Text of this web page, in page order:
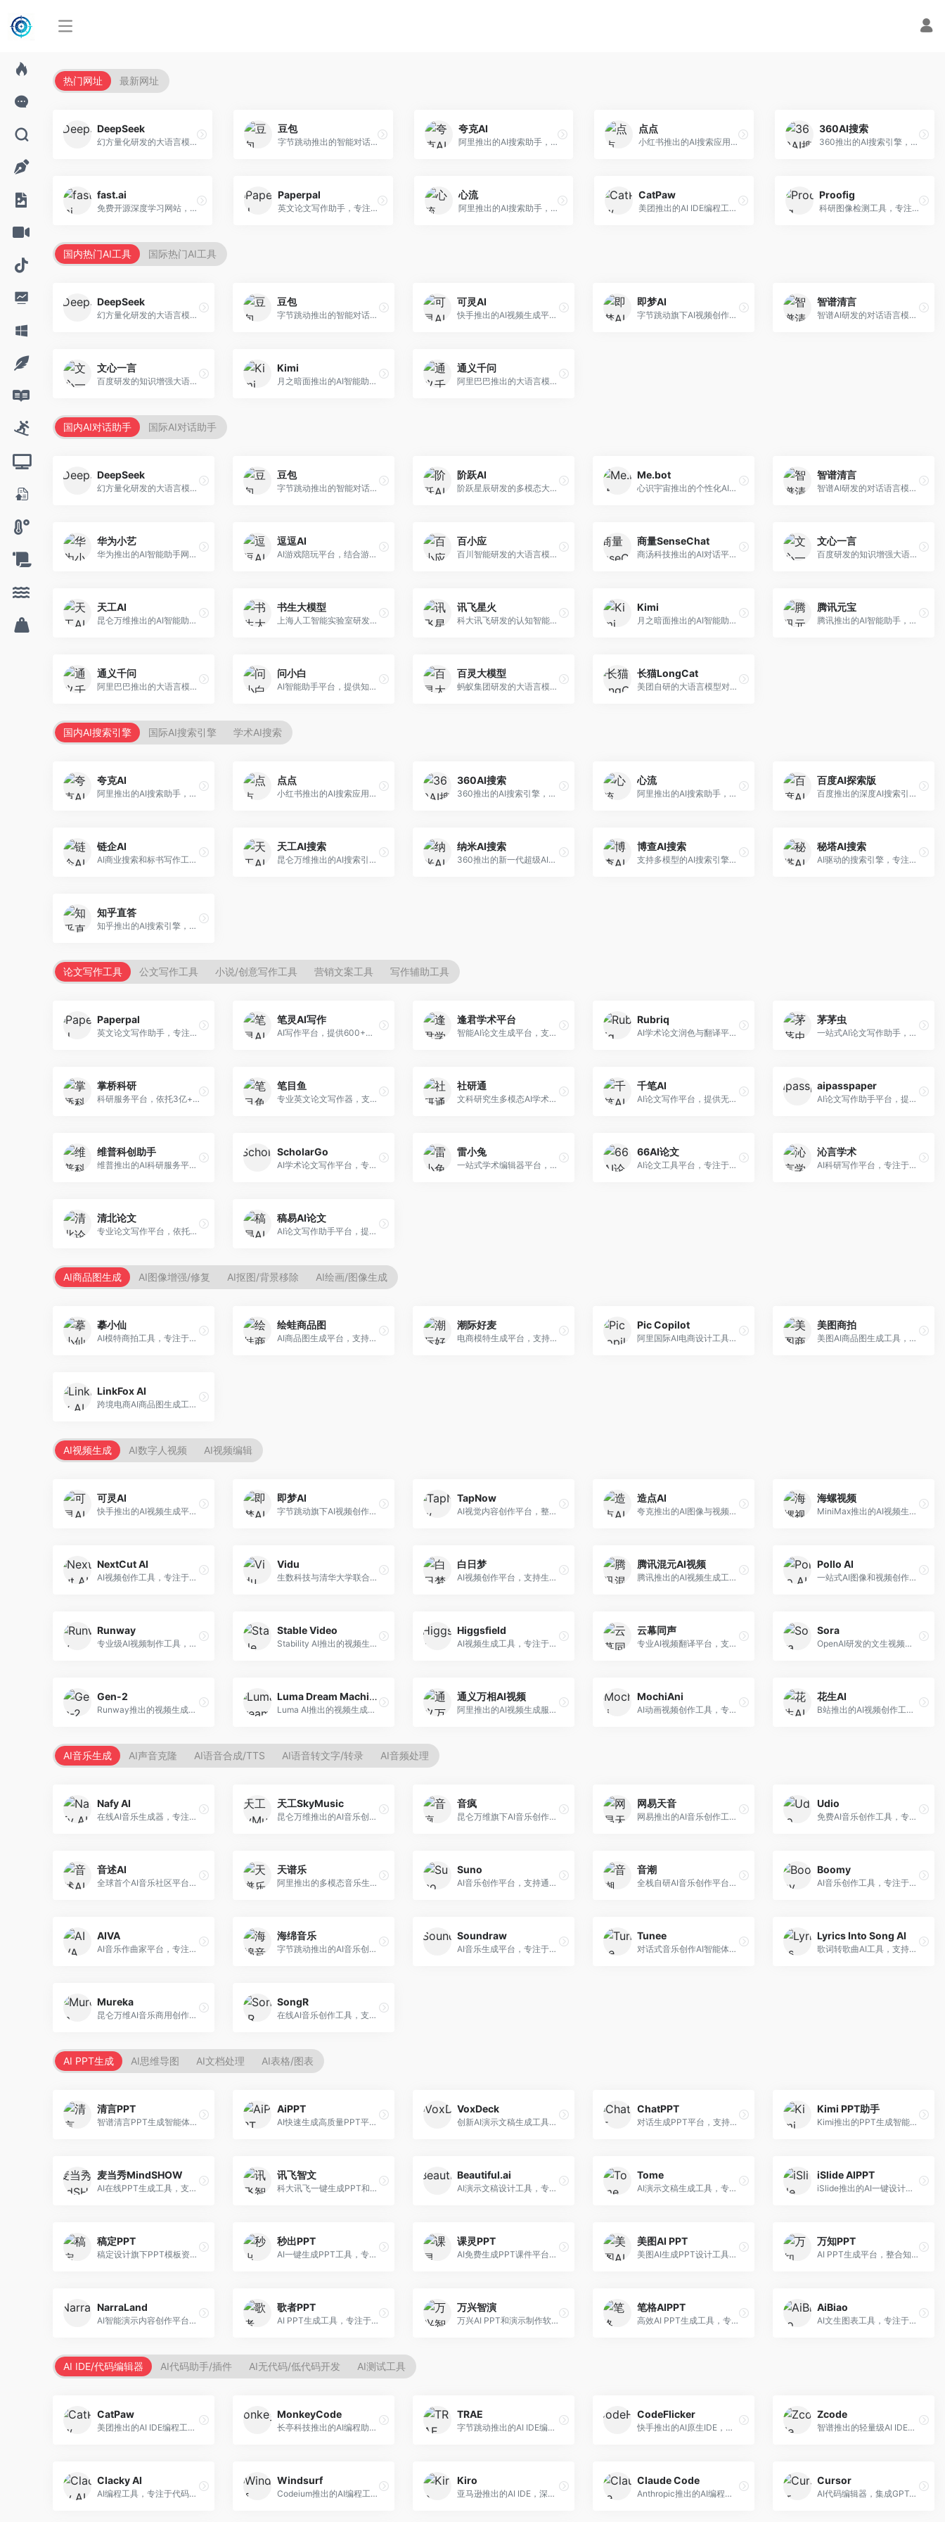
热门网址 最新网址
DeepSeek
幻方量化研发的大语言模型平台，专注于深度推理和代码生成能力。面向开发者、研究人员和技术爱好者，提供强大的逻辑推理和数学计算功能，开源生态完善，API接口友好。
豆包
字节跳动推出的智能对话助手平台，提供文本创作、知识问答、英语学习等多种AI服务。面向普通用户和内容创作者，支持多轮对话和文件解析，免费使用，响应速度快，中文理解能力强。
夸克AI
阿里推出的AI搜索助手，整合搜索与AI功能。面向年轻用户，提供智能搜索、文档处理、学习辅助等服务，与夸克生态深度整合。
点点
小红书推出的AI搜索应用，专注于生活方式内容搜索。面向小红书用户，提供生活攻略、消费决策、内容推荐等服务，生活方式内容丰富。
360AI搜索
360推出的AI搜索引擎，专注于安全智能搜索。面向普通用户，提供智能问答、网页搜索、内容整理等服务，安全防护能力强。
fast.ai
免费开源深度学习网站，专注于实用AI教学。面向开发者，提供免费深度学习课程、实战项目、代码库等资源，学习门槛低。
Paperpal
英文论文写作助手，专注于学术英语润色。面向需要发表国际期刊的研究者，提供语法检查、学术表达优化、格式规范等服务，英语表达地道专业。
心流
阿里推出的AI搜索助手，专注于智能信息获取。面向普通用户，提供智能搜索、内容整理、知识问答等服务，与阿里生态深度整合。
CatPaw
美团推出的AI IDE编程工具，专注于本地开发生态。面向开发者，提供智能代码补全、代码生成、项目管理等服务，本地开发体验好。
Proofig
科研图像检测工具，专注于学术图像完整性验证。面向科研人员，提供图像检测、重复分析、报告生成等服务，学术检测专业。
国内热门AI工具 国际热门AI工具
DeepSeek
幻方量化研发的大语言模型平台，专注于深度推理和代码生成能力。面向开发者、研究人员和技术爱好者，提供强大的逻辑推理和数学计算功能，开源生态完善，API接口友好。
豆包
字节跳动推出的智能对话助手平台，提供文本创作、知识问答、英语学习等多种AI服务。面向普通用户和内容创作者，支持多轮对话和文件解析，免费使用，响应速度快，中文理解能力强。
可灵AI
快手推出的AI视频生成平台，支持文生视频和图生视频，可生成长达2分钟的高质量视频内容。面向短视频创作者和营销人员，操作简便，生成效果逼真，适合商业推广和创意表达。
即梦AI
字节跳动旗下AI视频创作平台，支持多模态内容生成。面向内容创作者和营销人员，提供文生视频、图生视频、智能剪辑等功能，中文理解能力强，创作效率高。
智谱清言
智谱AI研发的对话语言模型，支持中英双语交互。面向中文用户和开发者，提供知识问答、代码编写、文档解读等服务，开源生态完善，学术研究背景深厚。
文心一言
百度研发的知识增强大语言模型，深度融合百度知识图谱和搜索能力。面向中文用户，提供知识问答、文本创作、逻辑推理等服务，中文语境理解准确，知识覆盖面广。
Kimi
月之暗面推出的AI智能助手，核心优势在于超长文本处理能力，支持20万字以上文档分析。面向学术研究者、职场人士和内容创作者，提供文档解读、PPT生成、联网搜索等综合服务。
通义千问
阿里巴巴推出的大语言模型平台，提供对话问答、文档处理、图像理解、代码编写等全方位AI服务。面向企业用户和个人开发者，集成阿里云生态，支持多模态交互，企业级安全保障。
国内AI对话助手 国际AI对话助手
DeepSeek
幻方量化研发的大语言模型平台，专注于深度推理和代码生成能力。面向开发者、研究人员和技术爱好者，提供强大的逻辑推理和数学计算功能，开源生态完善，API接口友好。
豆包
字节跳动推出的智能对话助手平台，提供文本创作、知识问答、英语学习等多种AI服务。面向普通用户和内容创作者，支持多轮对话和文件解析，免费使用，响应速度快，中文理解能力强。
阶跃AI
阶跃星辰研发的多模态大模型平台，支持文本、图像、视频的综合理解与生成。面向创作者和企业客户，提供内容创作、智能分析等服务，多模态能力突出。
Me.bot
心识宇宙推出的个性化AI伴侣，专注于情感交互和个人助理服务。面向个人用户，支持日程管理、情感陪伴、知识问答等功能，交互体验人性化。
智谱清言
智谱AI研发的对话语言模型，支持中英双语交互。面向中文用户和开发者，提供知识问答、代码编写、文档解读等服务，开源生态完善，学术研究背景深厚。
华为小艺
华为推出的AI智能助手网页端，深度整合鸿蒙生态和华为云服务。面向华为设备用户，支持语音交互、智能问答、设备控制等功能，与华为硬件生态无缝衔接。
逗逗AI
AI游戏陪玩平台，结合游戏理解和自然语言交互技术。面向游戏玩家，提供游戏攻略、陪玩互动、社交聊天等服务，游戏知识丰富，互动体验有趣。
百小应
百川智能研发的大语言模型助手，专注于中文理解和生成。面向中文用户，提供知识问答、文本创作、代码辅助等服务，模型参数规模大，中文表达流畅自然。
商量SenseChat
商汤科技推出的AI对话平台，结合计算机视觉和自然语言处理技术。面向企业用户和开发者，支持多模态交互，视觉理解能力强，适合智能客服和内容创作场景。
文心一言
百度研发的知识增强大语言模型，深度融合百度知识图谱和搜索能力。面向中文用户，提供知识问答、文本创作、逻辑推理等服务，中文语境理解准确，知识覆盖面广。
天工AI
昆仑万维推出的AI智能助手，集成搜索、对话、创作等多种能力。面向普通用户和内容创作者，支持联网搜索、文本生成、图像理解等功能，响应速度快，免费使用。
书生大模型
上海人工智能实验室研发的开源大模型系列，支持多尺度和多模态。面向研究机构和开发者，开源生态完善，学术研究背景深厚，适合科研和定制开发。
讯飞星火
科大讯飞研发的认知智能大模型，深度融合语音识别和自然语言处理技术。面向企业用户和教育领域，提供语音交互、文档处理、代码生成等服务，中文语音识别准确率高。
Kimi
月之暗面推出的AI智能助手，核心优势在于超长文本处理能力，支持20万字以上文档分析。面向学术研究者、职场人士和内容创作者，提供文档解读、PPT生成、联网搜索等综合服务。
腾讯元宝
腾讯推出的AI智能助手，整合微信生态和腾讯云服务。面向普通用户和企业客户，支持文档解析、图像理解、联网搜索等功能，与腾讯产品无缝衔接，办公协作便捷。
通义千问
阿里巴巴推出的大语言模型平台，提供对话问答、文档处理、图像理解、代码编写等全方位AI服务。面向企业用户和个人开发者，集成阿里云生态，支持多模态交互，企业级安全保障。
问小白
AI智能助手平台，提供知识问答、文本创作、文档处理等服务。面向普通用户和职场人士，操作简便，响应速度快，支持多场景应用。
百灵大模型
蚂蚁集团研发的大语言模型平台，专注于金融科技和企业服务。面向金融机构和企业客户，提供智能客服、风险分析、文档处理等服务，金融场景理解深入。
长猫LongCat
美团自研的大语言模型对话平台，专注于本地生活服务场景。面向美团生态用户，提供智能推荐、服务问答等功能，本地生活知识覆盖全面。
国内AI搜索引擎 国际AI搜索引擎 学术AI搜索
夸克AI
阿里推出的AI搜索助手，整合搜索与AI功能。面向年轻用户，提供智能搜索、文档处理、学习辅助等服务，与夸克生态深度整合。
点点
小红书推出的AI搜索应用，专注于生活方式内容搜索。面向小红书用户，提供生活攻略、消费决策、内容推荐等服务，生活方式内容丰富。
360AI搜索
360推出的AI搜索引擎，专注于安全智能搜索。面向普通用户，提供智能问答、网页搜索、内容整理等服务，安全防护能力强。
心流
阿里推出的AI搜索助手，专注于智能信息获取。面向普通用户，提供智能搜索、内容整理、知识问答等服务，与阿里生态深度整合。
百度AI探索版
百度推出的深度AI搜索引擎，整合百度知识图谱。面向中文用户，提供智能问答、知识探索、内容生成等服务，知识覆盖面广。
链企AI
AI商业搜索和标书写作工具，专注于企业服务场景。面向企业用户，提供商业信息搜索、标书生成、企业分析等服务，商业信息专业。
天工AI搜索
昆仑万维推出的AI搜索引擎，整合大模型与搜索能力。面向普通用户，提供智能问答、深度搜索、内容整理等服务，中文搜索体验好。
纳米AI搜索
360推出的新一代超级AI搜索，深度整合360搜索资源。面向普通用户，提供智能问答、多模态搜索、内容生成等服务，安全可靠。
博查AI搜索
支持多模型的AI搜索引擎，整合多种大模型能力。面向AI爱好者，提供多模型搜索、答案对比、深度分析等服务，模型选择灵活。
秘塔AI搜索
AI驱动的搜索引擎，专注于无广告直达结果。面向研究者和信息获取需求者，提供深度搜索、来源标注、答案整理等服务，搜索结果干净准确，信息可信度高。
知乎直答
知乎推出的AI搜索引擎，专注于知识问答场景。面向知识获取者，提供知乎内容搜索、智能问答、知识整理等服务，专业知识丰富。
论文写作工具 公文写作工具 小说/创意写作工具 营销文案工具 写作辅助工具
Paperpal
英文论文写作助手，专注于学术英语润色。面向需要发表国际期刊的研究者，提供语法检查、学术表达优化、格式规范等服务，英语表达地道专业。
笔灵AI写作
AI写作平台，提供600+写作模板。面向学生、职场人士和内容创作者，支持论文、公文、营销文案等多种文体，模板丰富，一键生成，写作效率大幅提升。
逢君学术平台
智能AI论文生成平台，支持查重检测。面向高校学生和研究人员，提供论文选题、内容生成、查重修改等一站式服务，学术写作流程完整。
Rubriq
AI学术论文润色与翻译平台。面向国际期刊投稿者，提供论文润色、翻译、格式调整等服务，支持多语言，学术表达专业规范。
茅茅虫
一站式AI论文写作助手，覆盖学术写作全场景。面向高校学生和科研人员，提供开题报告、文献综述、论文正文等写作服务，支持多学科多类型论文，操作简便。
掌桥科研
科研服务平台，依托3亿+真实文献数据库。面向学术研究者和学生，提供文献检索、论文写作、科研数据分析等服务，文献资源丰富，学术支持专业。
笔目鱼
专业英文论文写作器，支持学术论文全流程。面向留学生和国际期刊投稿者，提供英文论文撰写、润色、格式调整等服务，学术英语表达规范。
社研通
文科研究生多模态AI学术写作平台。面向文科研究生和社科研究者，提供文献综述、理论分析、定性研究辅助等服务，文科研究方法论支持完善。
千笔AI
AI论文写作平台，提供无限改稿服务。面向高校学生和学术研究者，支持论文选题、大纲生成、内容撰写、查重修改等全流程服务，改稿次数不限，服务质量有保障。
aipasspaper
AI论文写作助手平台，提供智能化的学术写作支持。面向大学生和研究人员，支持多种学科论文生成，提供参考文献管理和格式规范服务，写作效率高。
维普科创助手
维普推出的AI科研服务平台，整合学术资源与智能写作。面向科研人员和高校师生，提供文献检索、论文写作、查重检测等一站式服务，学术资源权威可靠。
ScholarGo
AI学术论文写作平台，专注于理工科领域的逻辑构建。面向理工科研究生和科研工作者，提供公式编辑、数据分析、论文结构优化等服务，理工科写作逻辑严谨。
雷小兔
一站式学术编辑器平台，覆盖论文写作全流程。面向高校学生和科研人员，提供选题分析、文献检索、论文生成、查重降重等服务，操作流程清晰，学术写作效率显著提升。
66AI论文
AI论文工具平台，专注于高质量低查重论文生成。面向大学生和研究生，提供论文写作、降重修改等服务，生成内容原创度高，查重率低。
沁言学术
AI科研写作平台，专注于学术研究辅助。面向研究生和科研工作者，提供文献分析、研究方法指导、论文撰写等服务，学术资源丰富，研究支持全面。
清北论文
专业论文写作平台，依托高校学术资源。面向本科生和研究生，提供论文指导、写作辅助、查重检测等服务，学术规范性强，适合追求高质量论文的用户。
稿易AI论文
AI论文写作助手平台，提供智能化学术写作支持。面向高校学生，支持多种论文类型生成，提供参考文献管理和格式规范服务，操作流程简单。
AI商品图生成 AI图像增强/修复 AI抠图/背景移除 AI绘画/图像生成
摹小仙
AI模特商拍工具，专注于服装电商。面向服装电商卖家，提供虚拟模特试穿、商品展示图生成等服务，模特形象多样，拍摄成本低。
绘蛙商品图
AI商品图生成平台，支持模特换装和场景生成。面向电商卖家，提供商品上身效果展示、场景化商品图生成等服务，电商营销效果显著。
潮际好麦
电商模特生成平台，支持AI虚拟模特创作。面向服装和配饰电商，提供模特试穿、商品展示、营销素材生成等服务，模特形象可定制。
Pic Copilot
阿里国际AI电商设计工具，专注于跨境电商。面向跨境电商卖家，提供商品图优化、营销海报生成、多语言适配等服务，海外市场适配性强。
美图商拍
美图AI商品图生成工具，整合美图生态。面向电商卖家，提供商品图美化、模特替换、场景生成等服务，移动端操作便捷。
LinkFox AI
跨境电商AI商品图生成工具。面向跨境电商卖家，支持多语言商品图生成、模特替换、场景优化等服务，适配海外电商平台需求。
AI视频生成 AI数字人视频 AI视频编辑
可灵AI
快手推出的AI视频生成平台，支持文生视频和图生视频，可生成长达2分钟的高质量视频内容。面向短视频创作者和营销人员，操作简便，生成效果逼真，适合商业推广和创意表达。
即梦AI
字节跳动旗下AI视频创作平台，支持多模态内容生成。面向内容创作者和营销人员，提供文生视频、图生视频、智能剪辑等功能，中文理解能力强，创作效率高。
TapNow
AI视觉内容创作平台，整合图像与视频生成能力。面向内容创作者，提供文生图、文生视频、智能编辑等服务，创作工具丰富，一站式体验便捷。
造点AI
夸克推出的AI图像与视频创作平台。面向普通用户和内容创作者，提供文生图、文生视频等功能，操作简便，与夸克生态深度整合。
海螺视频
MiniMax推出的AI视频生成工具，支持高质量视频创作。面向内容创作者，提供文生视频、视频编辑等功能，生成速度快，视频效果自然流畅。
NextCut AI
AI视频创作工具，专注于智能剪辑和视频生成。面向视频创作者，提供智能剪辑、视频生成、特效添加等功能，剪辑效率高，适合快节奏内容生产。
Vidu
生数科技与清华大学联合研发的AI视频生成大模型。面向视频创作者和内容生产者，支持文生视频、图生视频，视频质量高，物理运动理解准确，国产视频生成领先工具。
白日梦
AI视频创作平台，支持生成长达50分钟的长视频内容。面向长视频创作者和内容生产者，支持故事视频生成、视频编辑等功能，适合叙事性内容创作。
腾讯混元AI视频
腾讯推出的AI视频生成工具，基于混元大模型。面向腾讯生态用户和内容创作者，支持文生视频、视频编辑等功能，与腾讯产品生态深度整合。
Pollo AI
一站式AI图像和视频创作平台，整合多种生成工具。面向内容创作者，提供文生图、文生视频、视频编辑等服务，创作工具全面，一站式体验便捷。
Runway
专业级AI视频制作工具，支持视频生成与编辑。面向影视制作人和创意工作者，提供文生视频、视频编辑、绿幕抠像等专业功能，视频处理能力强，适合专业创作场景。
Stable Video
Stability AI推出的视频生成模型，开源可部署。面向开发者和专业创作者，支持视频生成、视频编辑等功能，开源生态完善，定制化程度高。
Higgsfield
AI视频生成工具，专注于高质量视频内容创作。面向视频创作者和营销人员，支持文生视频、视频编辑等功能，视频效果逼真，适合商业应用。
云幕同声
专业AI视频翻译平台，支持视频多语言配音和字幕生成。面向跨境电商和内容出海从业者，提供视频翻译、配音、字幕生成等服务，多语言支持完善。
Sora
OpenAI研发的文生视频大模型，可根据文字描述生成长达60秒的高清视频。面向影视创作者、广告从业者和内容生产者，视频连贯性强，物理世界理解准确，代表了AI视频生成的最高水平。
Gen-2
Runway推出的视频生成模型，专注于文生视频和视频风格转换。面向影视制作人和创意工作者，支持文本到视频、图像到视频等多种生成模式，视频质量专业级。
Luma Dream Machine
Luma AI推出的视频生成工具，专注于高质量视频创作。面向影视创作者和内容生产者，支持文生视频、图生视频，视频质量高，物理运动流畅自然。
通义万相AI视频
阿里推出的AI视频生成服务，整合图像与视频创作能力。面向电商和营销从业者，支持商品视频生成、营销视频制作等服务，商业应用场景丰富。
MochiAni
AI动画视频创作工具，专注于动画内容生成。面向动画创作者和二次元内容生产者，支持动画风格视频生成，动画效果流畅，适合动漫内容创作。
花生AI
B站推出的AI视频创作工具，专注于短视频内容生成。面向B站创作者，支持视频生成、视频编辑等功能，与B站平台深度整合，创作效率高。
AI音乐生成 AI声音克隆 AI语音合成/TTS AI语音转文字/转录 AI音频处理
Nafy AI
在线AI音乐生成器，专注于快速音乐创作。面向内容创作者，支持多种风格音乐生成，操作简便，生成速度快，适合快速配乐需求。
天工SkyMusic
昆仑万维推出的AI音乐创作平台，基于天工大模型。面向音乐创作者，支持歌词生成、旋律创作、音乐编曲等服务，中文音乐创作能力强。
音疯
昆仑万维旗下AI音乐创作平台，专注于音乐内容生成。面向音乐爱好者和内容创作者，提供多种风格音乐生成，操作简便，创作速度快。
网易天音
网易推出的AI音乐创作工具，支持作词、作曲与编曲。面向音乐爱好者和独立音乐人，提供歌词生成、旋律创作、编曲制作等服务，与网易云音乐生态深度整合。
Udio
免费AI音乐创作工具，专注于高质量音乐生成。面向音乐创作者和内容制作者，支持多种音乐风格生成，音质专业，创作自由度高，适合专业音乐制作场景。
音述AI
全球首个AI音乐社区平台，整合创作与分享功能。面向音乐创作者和爱好者，提供音乐创作、作品分享、社区交流等服务，社区氛围活跃。
天谱乐
阿里推出的多模态音乐生成平台，整合音频与文本理解能力。面向内容创作者，支持歌词生成、旋律创作、音乐编辑等服务，与阿里生态深度整合。
Suno
AI音乐创作平台，支持通过文字描述生成完整歌曲，包含歌词、旋律和人声。面向音乐爱好者、内容创作者和独立音乐人，操作门槛低，创作速度快，支持多种音乐风格，为音乐创作带来全新可能。
音潮
全栈自研AI音乐创作平台，支持从创作到发布的完整流程。面向独立音乐人和音乐工作室，提供作词作曲、编曲混音、音乐发布等服务，创作工具专业。
Boomy
AI音乐创作工具，专注于快速音乐生成与发布。面向音乐爱好者和业余创作者，支持一键生成原创音乐，可直接发布到音乐平台，创作门槛低。
AIVA
AI音乐作曲家平台，专注于古典和影视配乐创作。面向影视制作人和游戏开发者，提供原创音乐生成、配乐定制等服务，音乐风格专业，适合影视游戏配乐。
海绵音乐
字节跳动推出的AI音乐创作平台，支持多风格音乐生成。面向内容创作者和音乐爱好者，提供歌词创作、旋律生成、编曲制作等服务，创作效率高，适合短视频配乐。
Soundraw
AI音乐生成平台，专注于免版税音乐创作。面向视频创作者和内容制作者，提供背景音乐生成、音乐定制等服务，音乐版权清晰，适合视频配乐场景。
Tunee
对话式音乐创作AI智能体，支持自然语言交互创作。面向音乐爱好者，通过对话方式完成音乐创作，交互体验友好，创作过程直观。
Lyrics Into Song AI
歌词转歌曲AI工具，支持将歌词转化为完整歌曲。面向歌词创作者和音乐爱好者，提供歌词谱曲、编曲制作等服务，歌词音乐化效率高。
Mureka
昆仑万维AI音乐商用创作平台，专注于商业音乐授权。面向企业和商业用户，提供版权音乐生成、商用授权等服务，音乐版权清晰，商业应用安全。
SongR
在线AI音乐创作工具，支持歌词与旋律一体化生成。面向内容创作者和音乐爱好者，提供歌词创作、旋律生成、音乐制作等服务，操作简便，创作速度快。
AI PPT生成 AI思维导图 AI文档处理 AI表格/图表
清言PPT
智谱清言PPT生成智能体，基于GLM大模型。面向智谱用户，支持对话生成PPT、内容优化等服务，与智谱生态深度整合。
AiPPT
AI快速生成高质量PPT平台，支持主题定制。面向职场人士和学生，提供一键生成、模板选择、内容优化等服务，PPT制作速度快，设计质量高。
VoxDeck
创新AI演示文稿生成工具，支持语音交互创作。面向职场人士，支持语音输入、PPT生成、内容优化等功能，语音创作体验便捷。
ChatPPT
对话生成PPT平台，支持自然语言交互创作。面向职场人士和教育工作者，通过对话方式完成PPT制作，交互体验友好，创作过程直观。
Kimi PPT助手
Kimi推出的PPT生成智能体，整合长文本处理能力。面向职场人士和学生，支持文档解析、PPT生成、内容优化等服务，与Kimi生态深度整合。
麦当秀MindSHOW
AI在线PPT生成工具，支持思维导图转PPT。面向职场人士，提供思维导图导入、PPT生成、模板选择等服务，思维导图转PPT效率高。
讯飞智文
科大讯飞一键生成PPT和Word工具，整合语音技术。面向职场人士，支持语音输入、文档生成、格式调整等功能，办公效率显著提升。
Beautiful.ai
AI演示文稿设计工具，专注于自动化设计排版。面向职场人士，提供智能排版、模板选择、设计优化等服务，设计美观度高。
Tome
AI演示文稿生成工具，专注于故事化演示创作。面向创业者和营销人员，提供故事叙述、视觉设计、内容生成等服务，演示文稿叙事性强。
iSlide AIPPT
iSlide推出的AI一键设计精美PPT工具。面向PPT设计用户，提供模板库、内容生成、设计优化等服务，与iSlide插件深度整合。
稿定PPT
稿定设计旗下PPT模板资源库，整合AI生成功能。面向设计师和职场人士，提供海量PPT模板、AI内容生成等服务，模板质量高。
秒出PPT
AI一键生成PPT工具，专注于快速演示文稿制作。面向职场人士，支持主题输入、内容生成、模板套用等功能，PPT生成速度快，适合紧急制作场景。
课灵PPT
AI免费生成PPT课件平台，专注于教育场景。面向教师和教育工作者，提供课件生成、教学设计、模板选择等服务，教育适配性强。
美图AI PPT
美图AI生成PPT设计工具，整合图像处理能力。面向设计师和职场人士，提供PPT生成、图片美化、设计优化等服务，视觉设计美观。
万知PPT
AI PPT生成平台，整合知识库与创作功能。面向职场人士，支持内容检索、PPT生成、设计优化等服务，知识整合能力强。
NarraLand
AI智能演示内容创作平台，专注于叙事演示。面向内容创作者，提供故事创作、演示生成、动画设计等服务，演示内容生动有趣。
歌者PPT
AI PPT生成工具，专注于演示文稿智能创作。面向职场人士，支持主题输入、内容生成、设计美化等功能，PPT制作效率高。
万兴智演
万兴AI PPT和演示制作软件，整合视频演示功能。面向职场人士和教育工作者，提供PPT生成、演示录制、视频制作等服务，演示功能完善。
笔格AIPPT
高效AI PPT生成工具，专注于演示文稿智能创作。面向职场人士，支持主题输入、内容生成、设计美化等功能，PPT制作效率高。
AiBiao
AI文生图表工具，专注于数据可视化展示。面向数据分析师和职场人士，提供图表生成、数据可视化、PPT嵌入等服务，数据展示专业。
AI IDE/代码编辑器 AI代码助手/插件 AI无代码/低代码开发 AI测试工具
CatPaw
美团推出的AI IDE编程工具，专注于本地开发生态。面向开发者，提供智能代码补全、代码生成、项目管理等服务，本地开发体验好。
MonkeyCode
长亭科技推出的AI编程助手，专注于安全开发。面向开发者，提供代码生成、安全检测、漏洞修复等服务，安全开发能力强。
TRAE
字节跳动推出的AI IDE编程工具，深度集成大模型能力。面向开发者，提供智能代码补全、代码解释、重构优化等服务，编程效率显著提升。
CodeFlicker
快手推出的AI原生IDE，专注于短视频相关开发。面向快手生态开发者，提供代码生成、调试辅助等服务，与快手开发生态深度整合。
Zcode
智谱推出的轻量级AI IDE，基于GLM模型。面向开发者，提供智能代码补全、代码生成、错误检测等服务，中文编程支持好。
Clacky AI
AI编程工具，专注于代码智能生成与优化。面向开发者，提供代码生成、代码重构、错误修复等服务，编程效率高。
Windsurf
Codeium推出的AI编程工具，专注于代码智能辅助。面向开发者，提供代码补全、代码生成、代码解释等服务，多语言支持完善。
Kiro
亚马逊推出的AI IDE，深度整合AWS云服务。面向AWS开发者，提供代码生成、云服务集成、部署自动化等服务，与AWS生态无缝衔接。
Claude Code
Anthropic推出的AI编程工具，基于Claude模型。面向开发者，提供代码生成、代码审查、调试辅助等服务，代码质量高，推理能力强。
Cursor
AI代码编辑器，集成GPT-4模型，专注于智能编程辅助。面向开发者，提供代码生成、代码解释、错误修复等服务，编程体验流畅，开发效率高。